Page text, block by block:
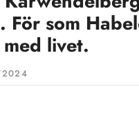
För som
livet.